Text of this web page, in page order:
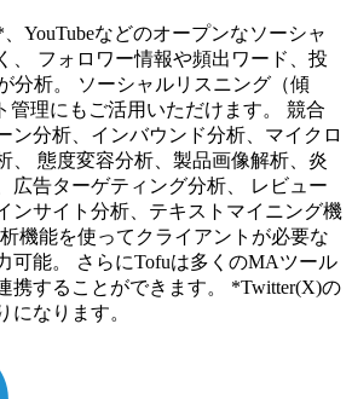
、YouTubeなどのオープンなソーシャ
、 フォロワー情報や頻出ワード、投
分析。 ソーシャルリスニング（傾
管理にもご活用いただけます。 競合
ン分析、インバウンド分析、マイクロ
、 態度変容分析、製品画像解析、炎
広告ターゲティング分析、 レビュー
ンサイト分析、テキストマイニング機
機能を使ってクライアントが必要な
可能。 さらにTofuは多くのMAツール
携することができます。 *Twitter(X)の
になります。